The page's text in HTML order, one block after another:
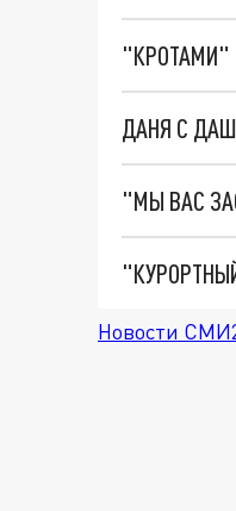
"КРОТАМИ"
ДАНЯ С
Новости